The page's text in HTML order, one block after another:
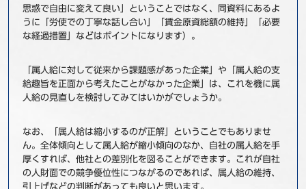
思惑で自由に変えて良い」ということではなく、同資料にあるよ
うに「労使での丁寧な話し合い」「賃金原資総額の維持」「必要
な経過措置」などはポイントになります）。
「属人給に対して従来から課題感があった企業」や「属人給の支
給趣旨を正面から考えたことがなかった企業」は、これを機に属
人給の見直しを検討してみてはいかがでしょうか。
なお、「属人給は縮小するのが正解」ということでもありませ
ん。全体傾向として属人給が縮小傾向のなか、自社の属人給を手
厚くすれば、他社との差別化を図ることができます。これが自社
の人財面での競争優位性につながるのであれば、属人給の維持、
引上げなどの判断があっても良いと思います。